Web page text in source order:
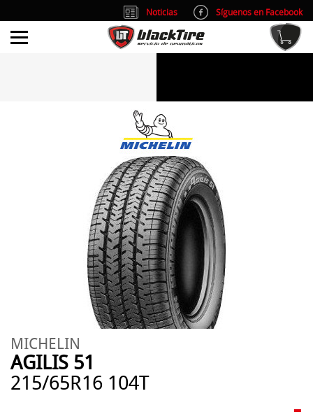
MICHELIN
AGILIS 51
215/65R16 104T
-
Noticias
Síguenos en Facebook
info@blacktire.es
Atención al cliente: L/V 9:00-14:00 y 15:00-19:00